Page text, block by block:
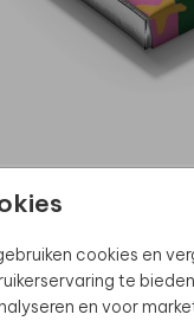
cookies en
te
en voor